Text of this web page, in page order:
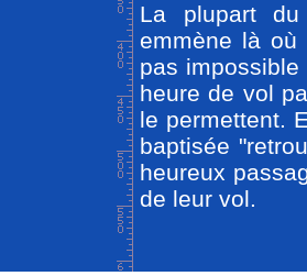
La plupart
emmène là
pas
heure de vol
le permettent.
baptisée
heureux
de leur vol.